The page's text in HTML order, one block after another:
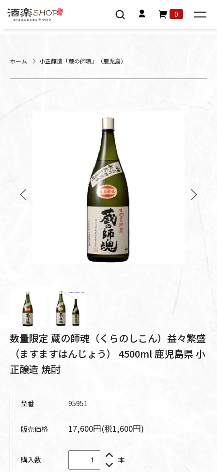
0
ホーム 小正醸造「蔵の師魂」（鹿児島）
Previous Next
数量限定 蔵の師魂（くらのしこん）益々繁盛
（ますますはんじょう） 4500ml 鹿児島県 小
正醸造 焼酎
型番 95951
販売価格 17,600円(税1,600円)
購入数 本